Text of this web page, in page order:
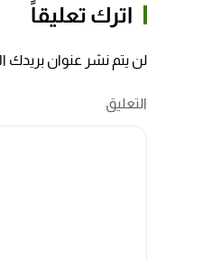
اترك تعليقاً
لن يتم نشر عنوان بريدك
التعليق